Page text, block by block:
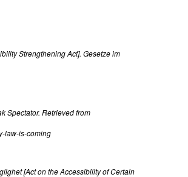
Strengthening Act]. Gesetze im
Spectator. Retrieved from
law-is-coming
[Act on the Accessibility of Certain